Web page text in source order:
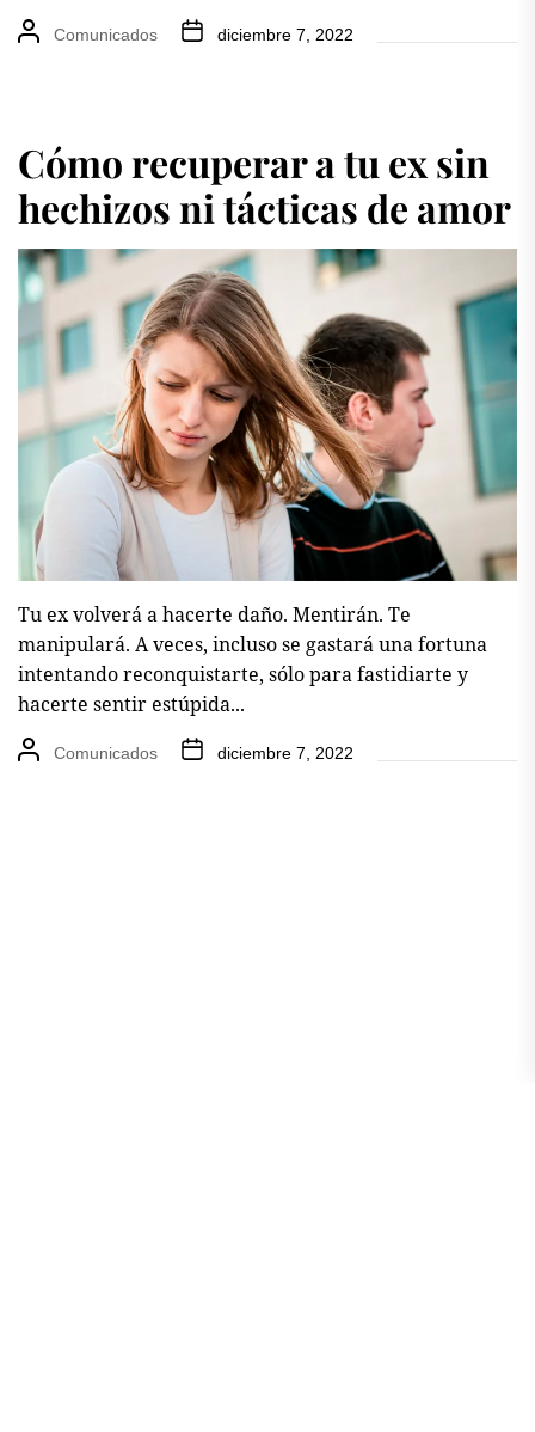
Comunicados diciembre 7, 2022
Cómo recuperar a tu ex sin
hechizos ni tácticas de amor
Tu ex volverá a hacerte daño. Mentirán. Te
manipulará. A veces, incluso se gastará una fortuna
intentando reconquistarte, sólo para fastidiarte y
hacerte sentir estúpida...
Comunicados diciembre 7, 2022